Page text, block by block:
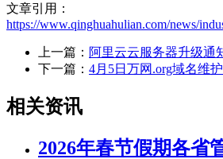
文章引用：
https://www.qinghuahulian.com/news/
上一篇： 阿里云云服务器升级通
下一篇： 4月5日万网.org域名维
相关资讯
2026年春节假期各省